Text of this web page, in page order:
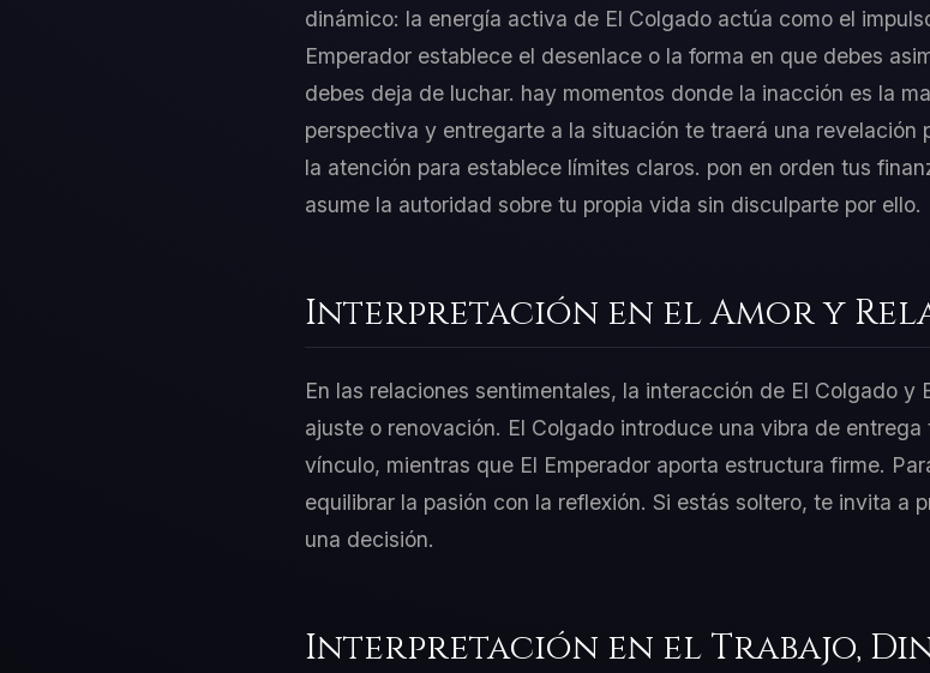
dinámico: la energía activa de El Colgado actúa como el
Emperador establece el desenlace o la forma en que debes
debes deja de luchar. hay momentos donde la inacción es la
perspectiva y entregarte a la situación te traerá una revelación
la atención para establece límites claros. pon en orden tus
asume la autoridad sobre tu propia vida sin disculparte por ello.
Interpretación en el Amor y
En las relaciones sentimentales, la interacción de El Colgado y
ajuste o renovación. El Colgado introduce una vibra de
vínculo, mientras que El Emperador aporta estructura firme.
equilibrar la pasión con la reflexión. Si estás soltero, te invita a
una decisión.
Interpretación en el Trabajo,